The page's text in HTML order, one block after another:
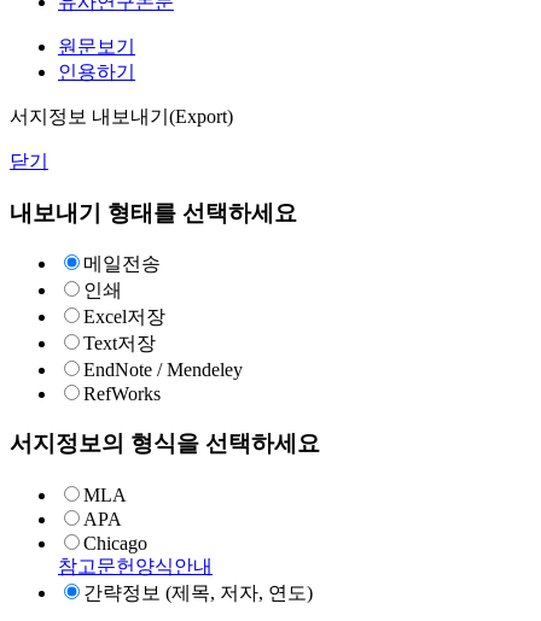
원문보기
인용하기
서지정보 내보내기(Export)
닫기
내보내기 형태를 선택하세요
메일전송
인쇄
Excel저장
Text저장
EndNote / Mendeley
RefWorks
서지정보의 형식을 선택하세요
MLA
APA
Chicago
참고문헌양식안내
간략정보 (제목, 저자, 연도)